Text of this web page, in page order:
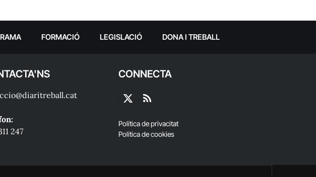
FORMACIÓ LEGISLACIÓ DONA I TREBALL
247
CONNECTA
X
RSS
Política de privacitat
Política de cookies